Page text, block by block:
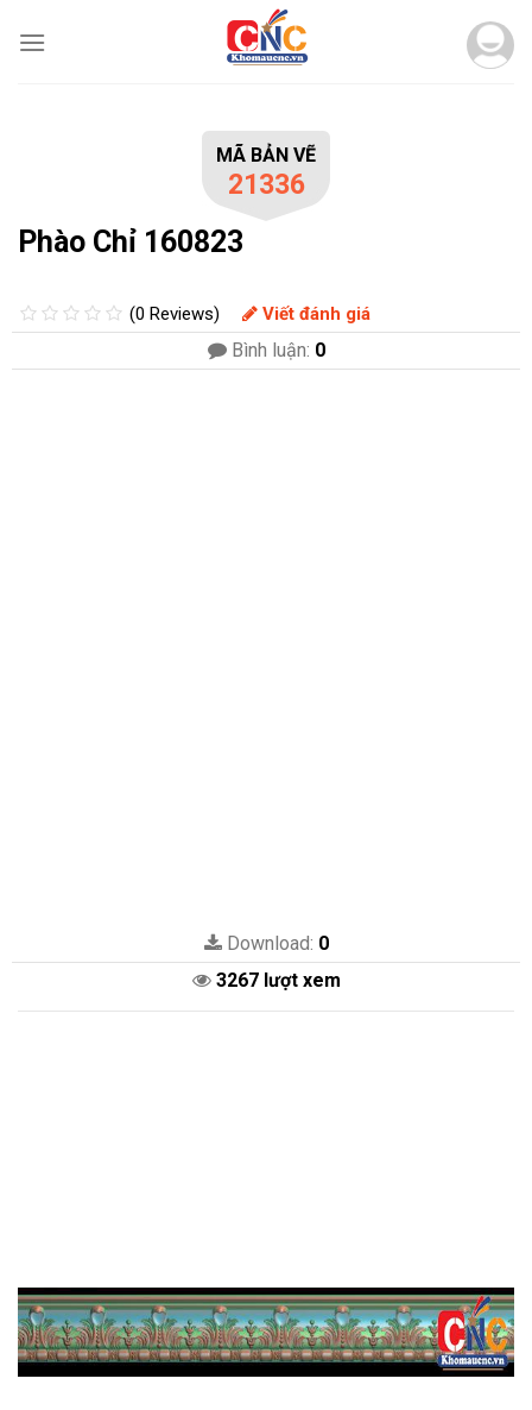
MÃ BẢN VẼ
21336
Phào Chỉ 160823
(0 Reviews) Viết đánh giá
Bình luận: 0
Download: 0
3267 lượt xem